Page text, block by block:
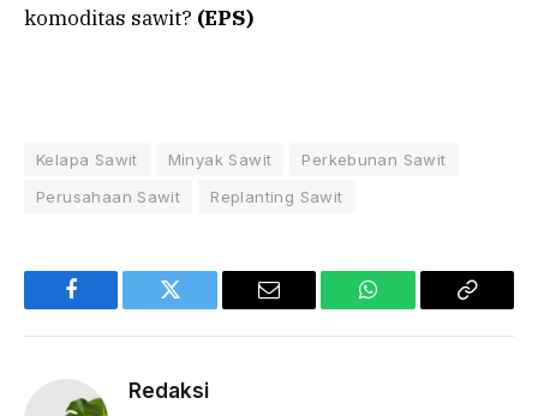
komoditas sawit? (EPS)
Kelapa Sawit Minyak Sawit
Perkebunan Sawit
Perusahaan Sawit
Replanting Sawit
Facebook Twitter Email WhatsApp Copy
Redaksi